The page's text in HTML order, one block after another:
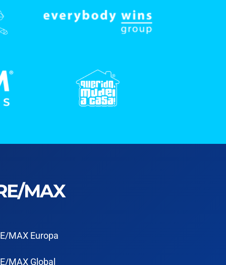
MAX
MAX Europa
MAX Global